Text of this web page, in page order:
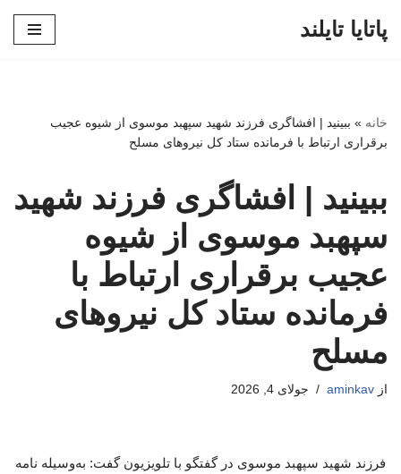
پاتایا تایلند
خانه » ببینید | افشاگری فرزند شهید سپهبد موسوی از شیوه عجیب
برقراری ارتباط با فرمانده ستاد کل نیروهای مسلح
ببینید | افشاگری فرزند شهید
سپهبد موسوی از شیوه
عجیب برقراری ارتباط با
فرمانده ستاد کل نیروهای
مسلح
از aminkav جولای 4, 2026
فرزند شهید سپهبد موسوی در گفتگو با تلویزیون گفت: به‌وسیله نامه